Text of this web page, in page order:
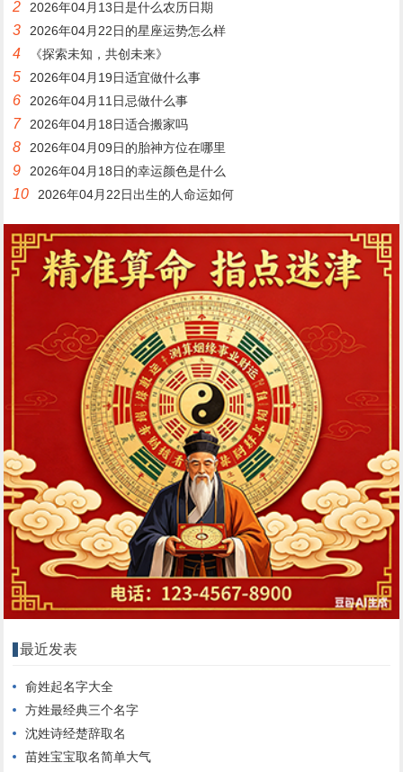
2 2026年04月13日是什么农历日期
3 2026年04月22日的星座运势怎么样
4 《探索未知，共创未来》
5 2026年04月19日适宜做什么事
6 2026年04月11日忌做什么事
7 2026年04月18日适合搬家吗
8 2026年04月09日的胎神方位在哪里
9 2026年04月18日的幸运颜色是什么
10 2026年04月22日出生的人命运如何
最近发表
俞姓起名字大全
方姓最经典三个名字
沈姓诗经楚辞取名
苗姓宝宝取名简单大气